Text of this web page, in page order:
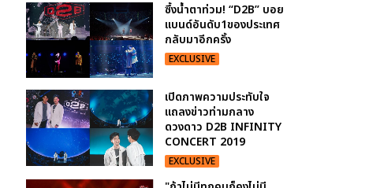
ซึ้งน้ำตาท่วม! “D2B” บอย
แบนด์อันดับ1ของประเทศ
กลับมาอีกครั้ง
EXCLUSIVE
เปิดภาพความประทับใจ
แถลงข่าวท่ามกลาง
ดวงดาว D2B INFINITY
CONCERT 2019
EXCLUSIVE